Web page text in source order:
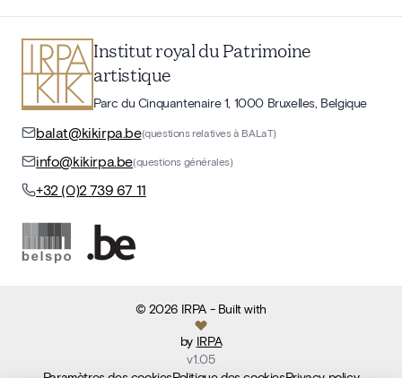
Institut royal du Patrimoine
artistique
Parc du Cinquantenaire 1, 1000 Bruxelles, Belgique
balat@kikirpa.be(questions relatives à BALaT)
info@kikirpa.be(questions générales)
+32 (0)2 739 67 11
©2026 IRPA- Built with
by IRPA
v1.05